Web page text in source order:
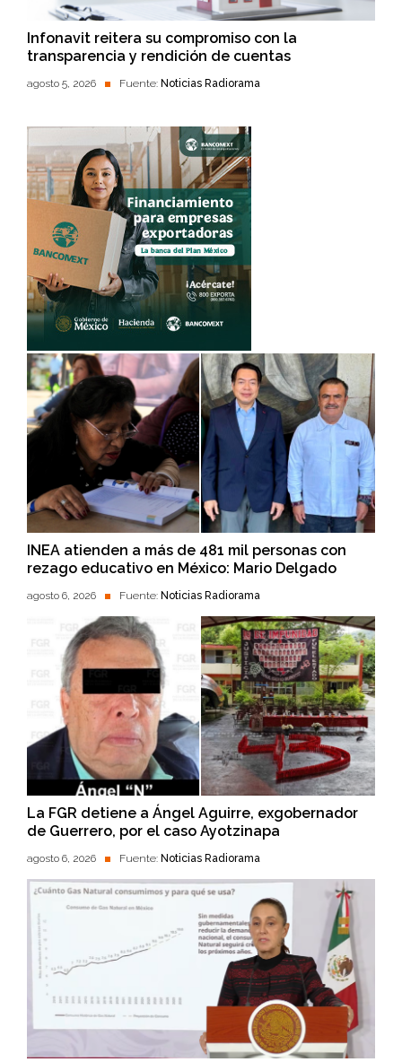
Infonavit reitera su compromiso con la
transparencia y rendición de cuentas
agosto 5, 2026 Fuente: Noticias Radiorama
INEA atienden a más de 481 mil personas con
rezago educativo en México: Mario Delgado
agosto 6, 2026 Fuente: Noticias Radiorama
La FGR detiene a Ángel Aguirre, exgobernador
de Guerrero, por el caso Ayotzinapa
agosto 6, 2026 Fuente: Noticias Radiorama